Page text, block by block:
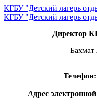
КГБУ "Детский лагерь
КГБУ "Детский лагерь
Директор
Бахмат
Телефон:
Адрес